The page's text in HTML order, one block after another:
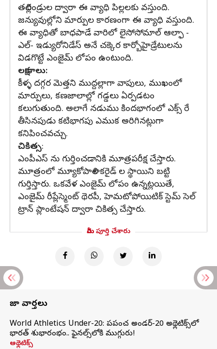
తల్లిదండ్రుల ద్వారా ఈ వ్యాధి పిల్లలకు వస్తుంది.
జన్యువుల్లోని మార్పుల కారణంగా ఈ వ్యాధి వస్తుంది.
ఈ వ్యాధితో బాధపాడే వారిలో లైసోసోమాల్ ఆల్ఫా -
ఎల్- ఇడ్యురోనిడేస్ అనే చక్కెర కార్బోహైడ్రేటులను
విడగొట్టే ఎంజైమ్ లోపం ఉంటుంది.
లక్షణాలు:
కీళ్ళ దగ్గర మెత్తని ముద్దల్లాగా వాపులు, ముఖంలో
మార్పులు, కణజాలాల్లో గడ్డలు ఏర్పడటం
కలుగుతుంది. అలాగే నడుము కిందభాగంలో ఎక్స్ రే
తీసినపుడు కటిభాగపు ఎముక అరిగినట్లుగా
కనిపించవచ్చు.
చికిత్స:
ఎంపీఎస్ ను గుర్తించడానికి మూత్రపరీక్ష చేస్తారు.
మూత్రంలో మ్యూకోపాలిశాకరైడ్ ల స్థాయిని బట్టి
గుర్తిస్తారు. ఒకవేళ ఎంజైమ్ లోపం ఉన్నట్లయితే,
ఎంజైమ్ రీప్లేస్మెంట్ థెరపీ, హెమటోపోయిటిక్ స్టెమ్ సెల్
ట్రాన్ ప్లాంటేషన్ ద్వారా చికిత్స చేస్తారు.
మీరు పూర్తి చేశారు
తాజా వార్తలు
World Athletics Under-20: ప్రపంచ అండర్-20 అథ్లెటిక్స్‌లో
భారత్‌ శుభారంభం.. ఫైనల్స్‌లోకి ముగ్గురు!
అథ్లెటిక్స్